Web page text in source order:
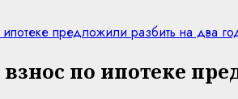
предложили разбить на два
по ипотеке